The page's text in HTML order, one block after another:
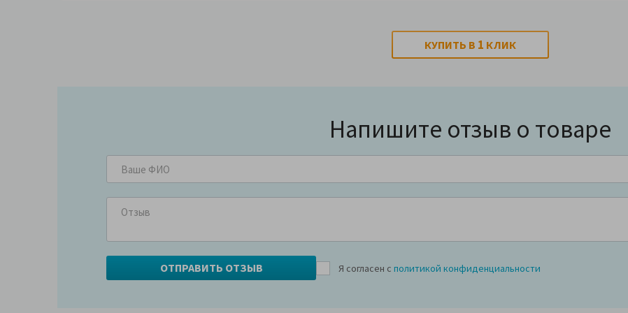
КУПИТЬ В 1 КЛИК
Напишите отзыв о товаре
Я согласен с политикой конфиденциальности